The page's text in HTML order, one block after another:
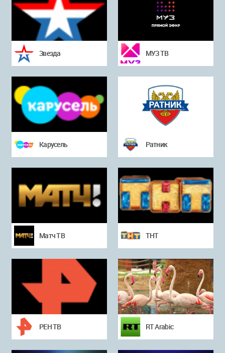
Звезда МУЗ ТВ
Карусель Ратник
Матч ТВ ТНТ
РЕН ТВ RT Arabic